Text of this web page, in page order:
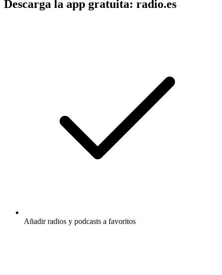
Descarga la app gratuita: radio.es
Añadir radios y podcasts a favoritos